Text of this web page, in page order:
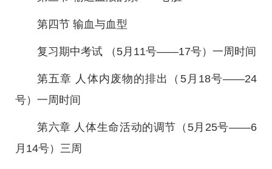
第四节 输血与血型
复习期中考试 （5月11号——17号）一周时间
第五章 人体内废物的排出（5月18号——24
号）一周时间
第六章 人体生命活动的调节（5月25号——6
月14号）三周